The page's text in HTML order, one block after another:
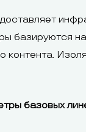
базируются
контента.
базовых